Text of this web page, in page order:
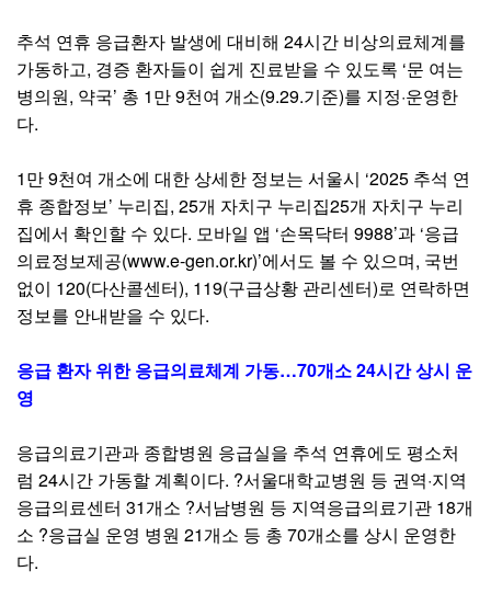
추석 연휴 응급환자 발생에 대비해 24시간 비상의료체계를
가동하고, 경증 환자들이 쉽게 진료받을 수 있도록 ‘문 여는
병의원, 약국’ 총 1만 9천여 개소(9.29.기준)를 지정·운영한
다.
1만 9천여 개소에 대한 상세한 정보는 서울시 ‘2025 추석 연
휴 종합정보’ 누리집, 25개 자치구 누리집25개 자치구 누리
집에서 확인할 수 있다. 모바일 앱 ‘손목닥터 9988’과 ‘응급
의료정보제공(www.e-gen.or.kr)’에서도 볼 수 있으며, 국번
없이 120(다산콜센터), 119(구급상황 관리센터)로 연락하면
정보를 안내받을 수 있다.
응급 환자 위한 응급의료체계 가동…70개소 24시간 상시 운
영
응급의료기관과 종합병원 응급실을 추석 연휴에도 평소처
럼 24시간 가동할 계획이다. ?서울대학교병원 등 권역·지역
응급의료센터 31개소 ?서남병원 등 지역응급의료기관 18개
소 ?응급실 운영 병원 21개소 등 총 70개소를 상시 운영한
다.